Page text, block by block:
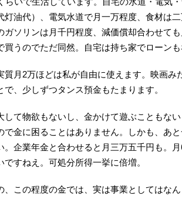
灯油代）、電気水道で月一万程度、食材は
ガソリンは月千円程度、減価償却合わせて
買うのでただ同然。自宅は持ち家でローンも
質月2万ほどは私が自由に使えます。映画み
で、少しずつタンス預金もたまります。
して物欲もないし、金かけて遊ぶこともな
で金に困ることはありません。しかも、あ
。企業年金と合わせると月三万五千円も。
ですねえ。可処分所得一挙に倍増。
、この程度の金では、実は事業としてはな